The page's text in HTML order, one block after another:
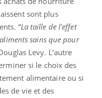
sont plus
“La taille de l'effet
sains que pour
Levy. L’autre
si le choix des
alimentaire ou si
de vie et des